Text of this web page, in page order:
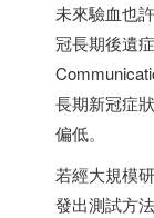
未來驗血也
冠長期後遺
長期新冠症
偏低。
若經大規模
發出測試方